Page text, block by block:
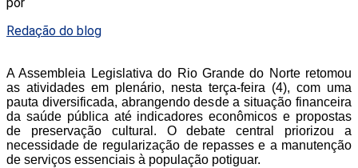
Redação do blog
A Assembleia Legislativa do Rio Grande do Norte retomou
as atividades em plenário, nesta terça-feira (4), com uma
pauta diversificada, abrangendo desde a situação financeira
da saúde pública até indicadores econômicos e propostas
de preservação cultural. O debate central priorizou a
necessidade de regularização de repasses e a manutenção
de serviços essenciais à população potiguar.